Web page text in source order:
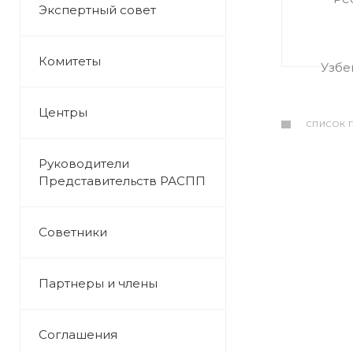
Экспертный совет
Комитеты
Центры
Руководители
Представительств РАСПП
Советники
Партнеры и члены
Соглашения
СПИСОК